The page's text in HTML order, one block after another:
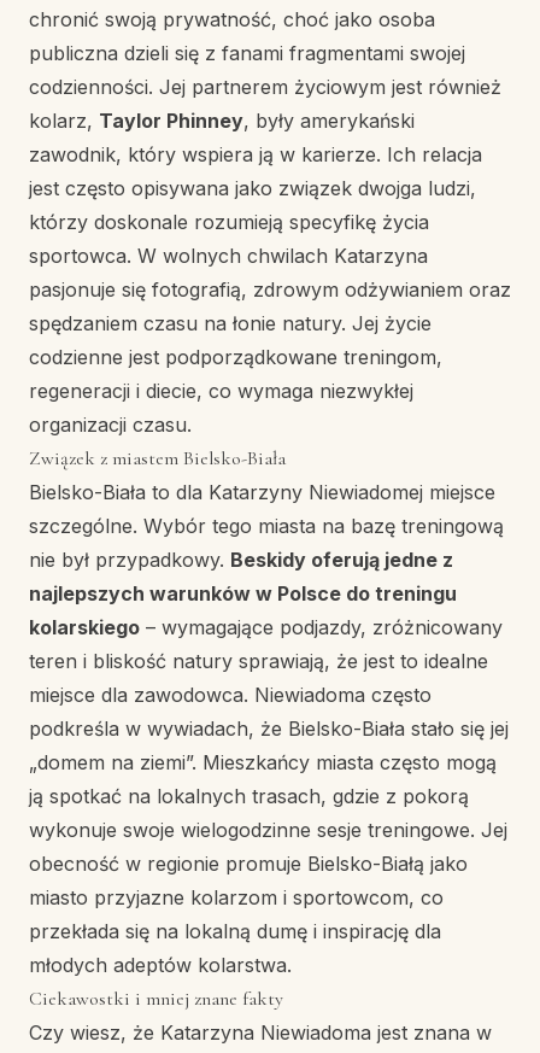
chronić swoją prywatność, choć jako osoba
publiczna dzieli się z fanami fragmentami swojej
codzienności. Jej partnerem życiowym jest również
kolarz, Taylor Phinney, były amerykański
zawodnik, który wspiera ją w karierze. Ich relacja
jest często opisywana jako związek dwojga ludzi,
którzy doskonale rozumieją specyfikę życia
sportowca. W wolnych chwilach Katarzyna
pasjonuje się fotografią, zdrowym odżywianiem oraz
spędzaniem czasu na łonie natury. Jej życie
codzienne jest podporządkowane treningom,
regeneracji i diecie, co wymaga niezwykłej
organizacji czasu.
Związek z miastem Bielsko-Biała
Bielsko-Biała to dla Katarzyny Niewiadomej miejsce
szczególne. Wybór tego miasta na bazę treningową
nie był przypadkowy. Beskidy oferują jedne z
najlepszych warunków w Polsce do treningu
kolarskiego – wymagające podjazdy, zróżnicowany
teren i bliskość natury sprawiają, że jest to idealne
miejsce dla zawodowca. Niewiadoma często
podkreśla w wywiadach, że Bielsko-Biała stało się jej
„domem na ziemi”. Mieszkańcy miasta często mogą
ją spotkać na lokalnych trasach, gdzie z pokorą
wykonuje swoje wielogodzinne sesje treningowe. Jej
obecność w regionie promuje Bielsko-Białą jako
miasto przyjazne kolarzom i sportowcom, co
przekłada się na lokalną dumę i inspirację dla
młodych adeptów kolarstwa.
Ciekawostki i mniej znane fakty
Czy wiesz, że Katarzyna Niewiadoma jest znana w